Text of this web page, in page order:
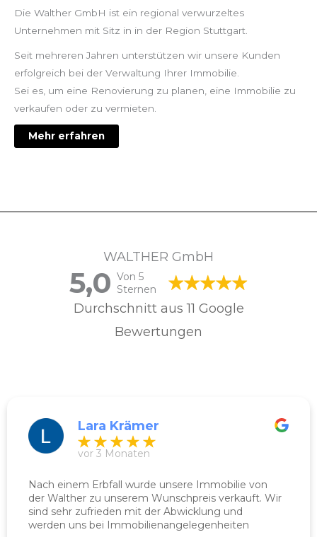
Die Walther GmbH ist ein regional verwurzeltes
Unternehmen mit Sitz in in der Region Stuttgart.
Seit mehreren Jahren unterstützen wir unsere Kunden
erfolgreich bei der Verwaltung Ihrer Immobilie.
Sei es, um eine Renovierung zu planen, eine Immobilie zu
verkaufen oder zu vermieten.
Mehr erfahren
WALTHER GmbH
5,0 Von 5
Sternen
Durchschnitt aus 11 Google
Bewertungen
Lara Krämer
vor 3 Monaten
Nach einem Erbfall wurde unsere Immobilie von
der Walther zu unserem Wunschpreis verkauft. Wir
sind sehr zufrieden mit der Abwicklung und
werden uns bei Immobilienangelegenheiten